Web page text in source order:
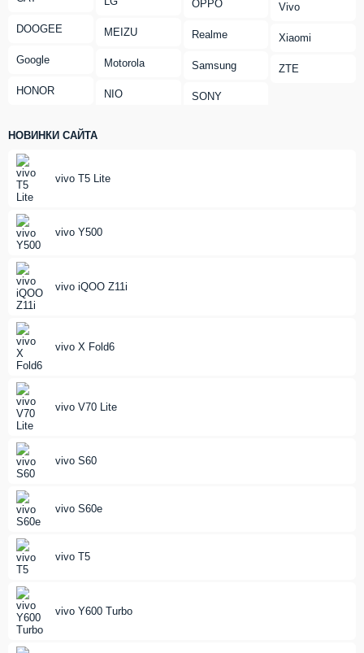
DOOGEE
Google
HONOR
MEIZU
Motorola
NIO
OPPO
Realme
Samsung
SONY
Vivo
Xiaomi
ZTE
НОВИНКИ САЙТА
vivo T5 Lite
vivo Y500
vivo iQOO Z11i
vivo X Fold6
vivo V70 Lite
vivo S60
vivo S60e
vivo T5
vivo Y600 Turbo